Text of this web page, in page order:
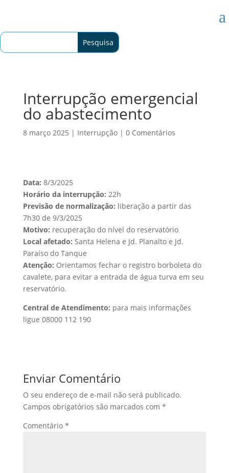
Interrupção emergencial
do abastecimento
8 março 2025 | Interrupção| 0 Comentários
Data: 8/3/2025
Horário da interrupção: 22h
Previsão de normalização: liberação a partir das
7h30 de 9/3/2025
Motivo: recuperação do nível do reservatório
Local afetado: Santa Helena e Jd. Planalto e Jd.
Paraíso do Tanque
Atenção: Orientamos fechar o registro borboleta do
cavalete, para evitar a entrada de água turva em seu
reservatório.
Central de Atendimento: para mais informações
ligue 08000 112 190
Enviar Comentário
O seu endereço de e-mail não será publicado.
Campos obrigatórios são marcados com *
Comentário *